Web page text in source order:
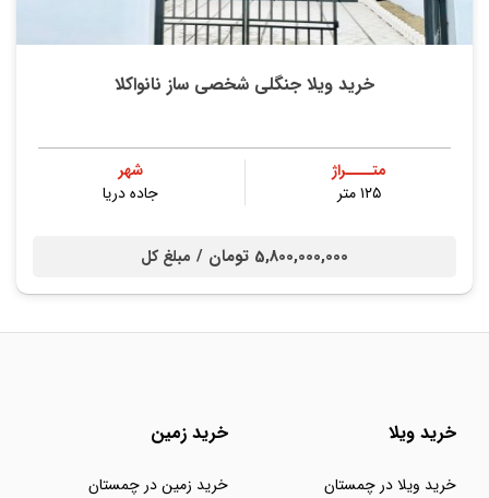
خرید ویلا جنگلی شخصی ساز نانواکلا
متــــراژ
۱۲۵ متر
شهر
جاده دریا
5,800,000,000 تومان / مبلغ کل
خرید ویلا
خرید ویلا در چمستان
خرید زمین
خرید زمین در چمستان